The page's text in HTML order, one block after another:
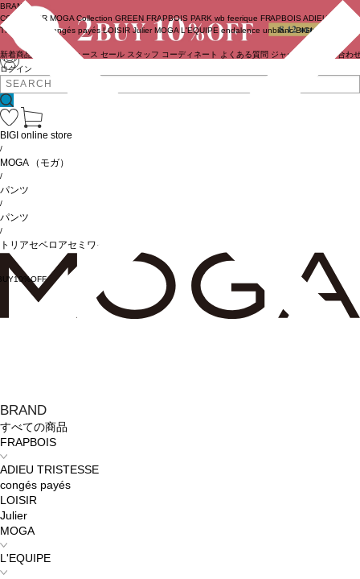
ログイン
BRAND
COUTURIER MOGA Collection GREEN FRAPBOIS PARK wb feerique FRAPBOIS ADIEU
TRISTESSE
congés payés LOISIR Julier MOGA L'EQUIPE endalence unbilanc BIGI online store
新着商品 ニュース セール スタッフ コーディネート よくある質問 ジャーナル お問い合わ
BRAND
すべての商品
FRAPBOIS
ADIEU TRISTESSE
congés payés
LOISIR
Julier
MOGA
L'EQUIPE
BIGI online store
/
MOGA （モガ）
/
パンツ
/
パンツ
/
トリアセベロアセミワイドパンツ